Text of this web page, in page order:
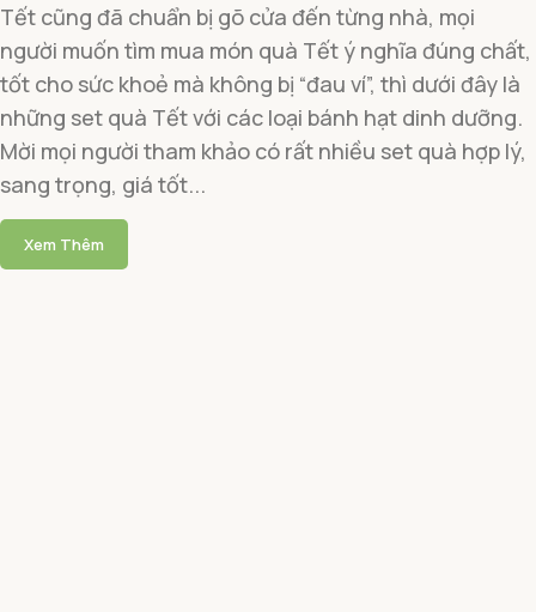
Tết cũng đã chuẩn bị gõ cửa đến từng nhà, mọi
người muốn tìm mua món quà Tết ý nghĩa đúng chất,
tốt cho sức khoẻ mà không bị “đau ví”, thì dưới đây là
những set quà Tết với các loại bánh hạt dinh dưỡng.
Mời mọi người tham khảo có rất nhiều set quà hợp lý,
sang trọng, giá tốt...
Xem Thêm